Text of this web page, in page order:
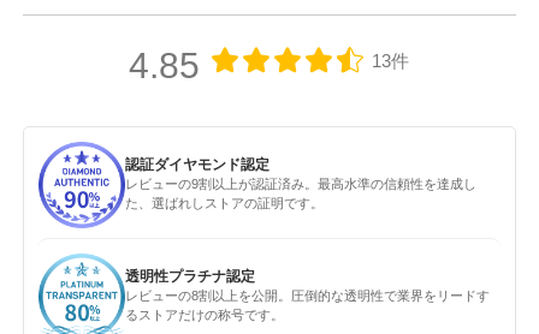
4.85 13件
認証ダイヤモンド認定
レビューの9割以上が認証済み。最高水準の信頼性を達成し
た、選ばれしストアの証明です。
透明性プラチナ認定
レビューの8割以上を公開。圧倒的な透明性で業界をリードす
るストアだけの称号です。